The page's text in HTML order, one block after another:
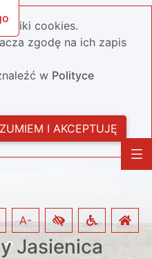
pliki cookies.
zgodę na ich zapis
w Polityce
I AKCEPTUJĘ
Jasienica
A-